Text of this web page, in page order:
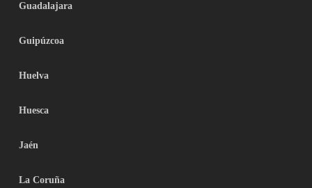
Guadalajara
Guipúzcoa
Huelva
Huesca
Jaén
La Coruña